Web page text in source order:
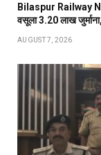
Bilaspur Railway
वसूला 3.20 लाख
AUGUST 7, 2026